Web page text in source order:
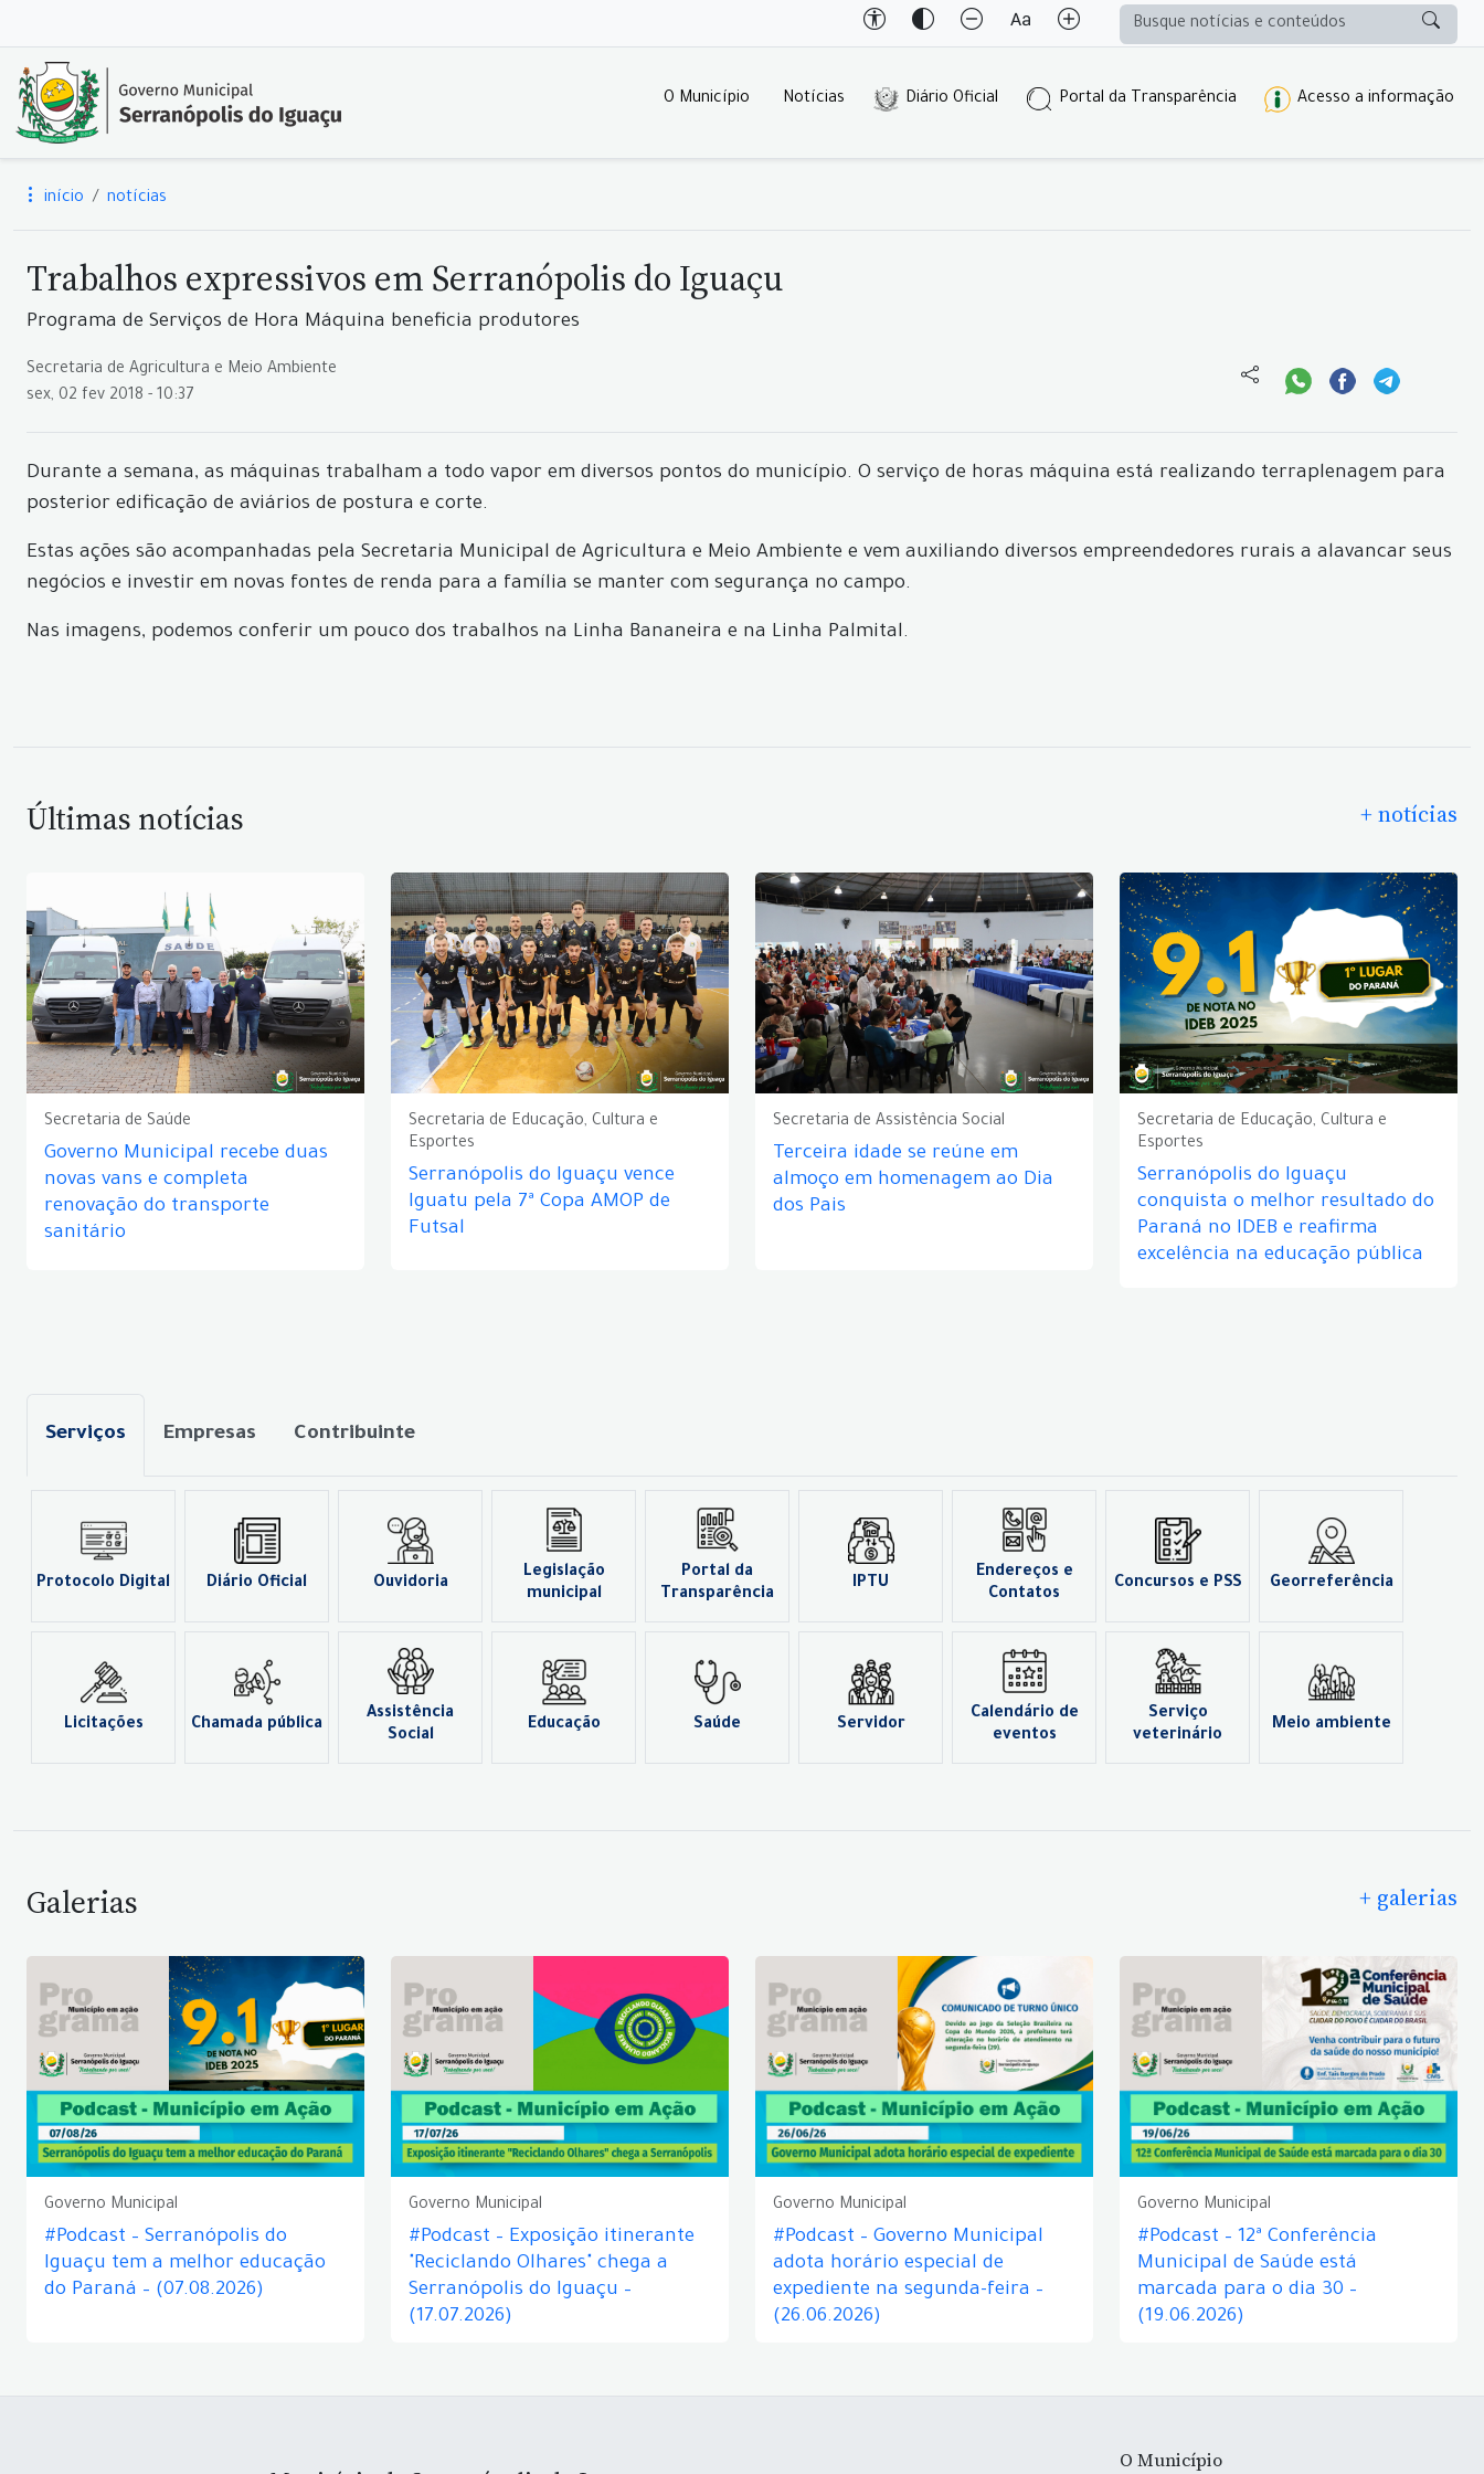
O Município Notícias Diário Oficial Portal da Transparência Acesso a informação
início notícias
Trabalhos expressivos em Serranópolis do Iguaçu
Programa de Serviços de Hora Máquina beneficia produtores
Secretaria de Agricultura e Meio Ambiente
sex, 02 fev 2018 - 10:37
Durante a semana, as máquinas trabalham a todo vapor em diversos pontos do município. O serviço de horas máquina está realizando terraplenagem para
posterior edificação de aviários de postura e corte.
Estas ações são acompanhadas pela Secretaria Municipal de Agricultura e Meio Ambiente e vem auxiliando diversos empreendedores rurais a alavancar seus
negócios e investir em novas fontes de renda para a família se manter com segurança no campo.
Nas imagens, podemos conferir um pouco dos trabalhos na Linha Bananeira e na Linha Palmital.
Últimas notícias + notícias
Secretaria de Saúde
Governo Municipal recebe duas
novas vans e completa
renovação do transporte
sanitário
Secretaria de Educação, Cultura e
Esportes
Serranópolis do Iguaçu vence
Iguatu pela 7ª Copa AMOP de
Futsal
Secretaria de Assistência Social
Terceira idade se reúne em
almoço em homenagem ao Dia
dos Pais
Secretaria de Educação, Cultura e
Esportes
Serranópolis do Iguaçu
conquista o melhor resultado do
Paraná no IDEB e reafirma
excelência na educação pública
Serviços Empresas Contribuinte
Protocolo Digital Diário Oficial Ouvidoria
Legislação
municipal
Portal da
Transparência
IPTU
Endereços e
Contatos
Concursos e PSS Georreferência
Licitações Chamada pública
Assistência
Social
Educação Saúde Servidor
Calendário de
eventos
Serviço
veterinário
Meio ambiente
Galerias + galerias
Governo Municipal
#Podcast – Serranópolis do
Iguaçu tem a melhor educação
do Paraná – (07.08.2026)
Governo Municipal
#Podcast – Exposição itinerante
"Reciclando Olhares" chega a
Serranópolis do Iguaçu –
(17.07.2026)
Governo Municipal
#Podcast – Governo Municipal
adota horário especial de
expediente na segunda-feira –
(26.06.2026)
Governo Municipal
#Podcast – 12ª Conferência
Municipal de Saúde está
marcada para o dia 30 –
(19.06.2026)
O Município